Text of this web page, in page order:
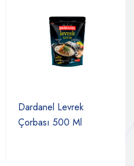
Dardanel Levrek
Çorbası 500 Ml